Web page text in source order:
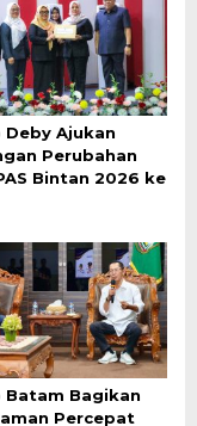
Deby Ajukan
Perubahan
Bintan 2026 ke
Batam Bagikan
Percepat